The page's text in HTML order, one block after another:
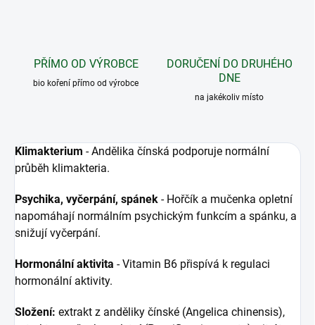
PŘÍMO OD VÝROBCE
bio koření přímo od výrobce
DORUČENÍ DO DRUHÉHO
DNE
na jakékoliv místo
Klimakterium - Andělika čínská podporuje normální
průběh klimakteria.
Psychika, vyčerpání, spánek - Hořčík a mučenka opletní
napomáhají normálním psychickým funkcím a spánku, a
snižují vyčerpání.
Hormonální aktivita - Vitamin B6 přispívá k regulaci
hormonální aktivity.
Složení: extrakt z anděliky čínské (Angelica chinensis),